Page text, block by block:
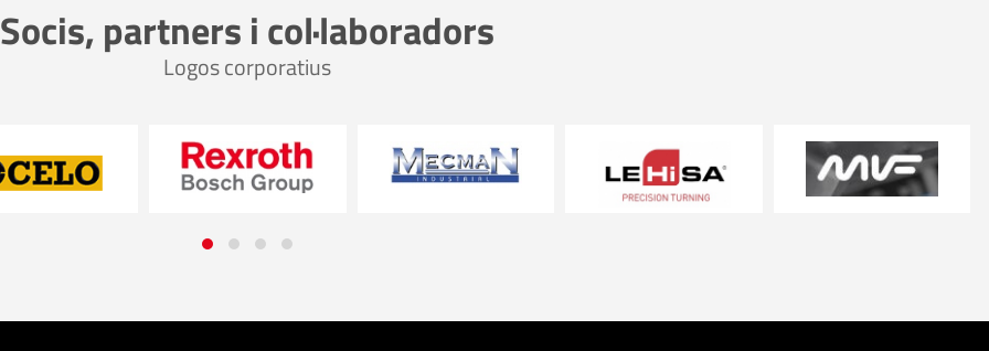
Socis, partners i col·laboradors
Logos corporatius